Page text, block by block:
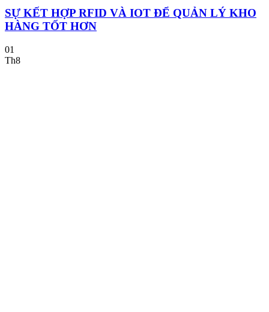
SỰ KẾT HỢP RFID VÀ IOT ĐỂ QUẢN LÝ KHO
HÀNG TỐT HƠN
01
Th8